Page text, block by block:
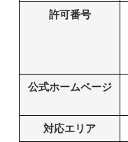
許可番号
公式ホームページ
対応エリア